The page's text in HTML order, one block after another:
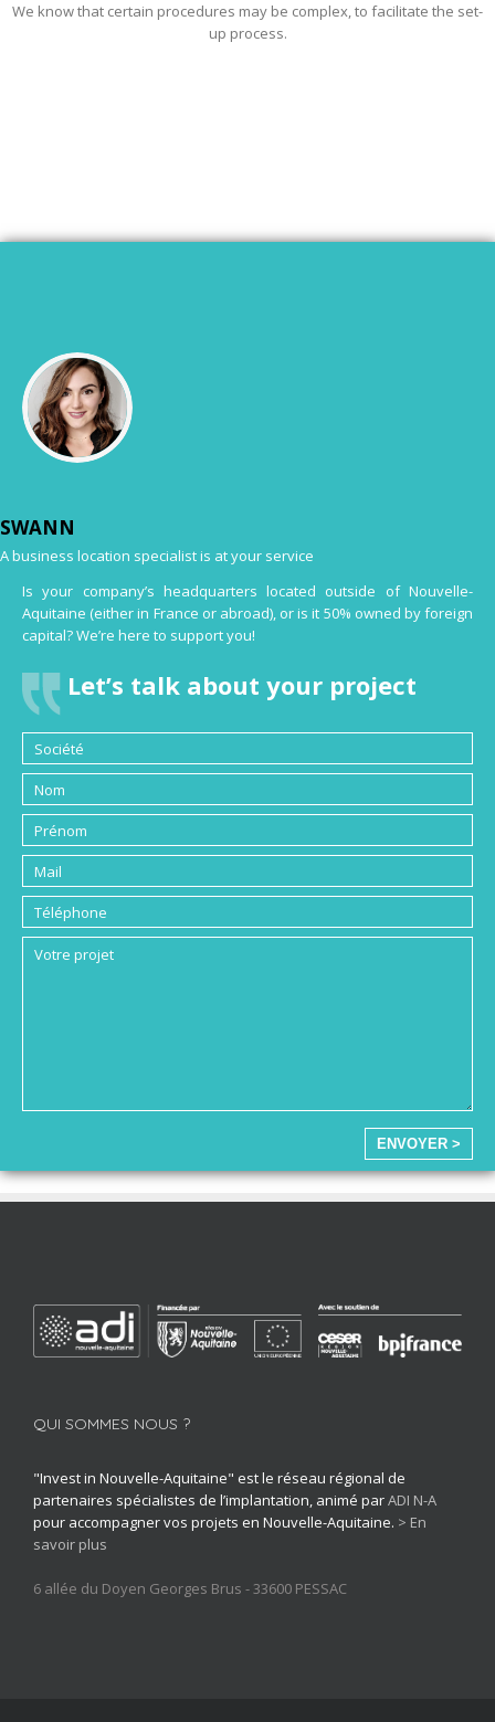
We know that certain procedures may be complex, to facilitate the set-
up process.
SWANN
A business location specialist is at your service
Is your company’s headquarters located outside of Nouvelle-
Aquitaine (either in France or abroad), or is it 50% owned by foreign
capital? We’re here to support you!
Let’s talk about your project
ENVOYER >
QUI SOMMES NOUS ?
"Invest in Nouvelle-Aquitaine" est le réseau régional de
partenaires spécialistes de l’implantation, animé parADI N-A
pour accompagner vos projets en Nouvelle-Aquitaine. > En
savoir plus
6 allée du Doyen Georges Brus - 33600 PESSAC